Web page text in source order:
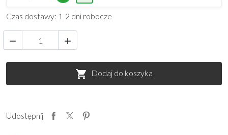
Czas dostawy: 1-2 dni robocze
 
 Dodaj do koszyka
Udostępnij